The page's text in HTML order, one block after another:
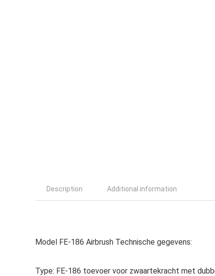
Description Additional information
Model FE-186 Airbrush Technische gegevens:
Type: FE-186 toevoer voor zwaartekracht met